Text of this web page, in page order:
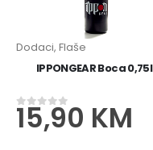
Dodaci, Flaše
IPPONGEAR Boca 0,75l
0 od 5
15,90 KM